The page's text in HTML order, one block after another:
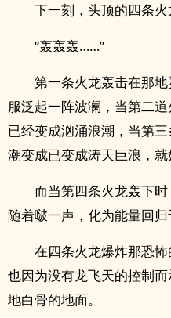
下一刻，头顶的四条火
“轰轰轰……”
第一条火龙轰击在那
服泛起一阵波澜，当第二
已经变成汹涌浪潮，当第
潮变成已变成涛天巨浪，就
而当第四条火龙轰下
随着啵一声，化为能量回归
在四条火龙爆炸那恐
也因为没有龙飞天的控制
地白骨的地面。